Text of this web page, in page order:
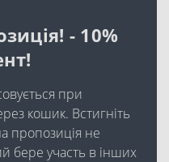
- 10%
при
кошик. Встигніть
пропозиція не
бере участь в інших